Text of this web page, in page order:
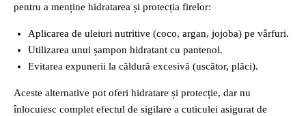
pentru a menține hidratarea și protecția firelor:
Aplicarea de uleiuri nutritive (coco, argan, jojoba) pe vârfuri.
Utilizarea unui șampon hidratant cu pantenol.
Evitarea expunerii la căldură excesivă (uscător, plăci).
Aceste alternative pot oferi hidratare și protecție, dar nu
înlocuiesc complet efectul de sigilare a cuticulei asigurat de